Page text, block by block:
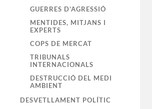
GUERRES D’AGRESSIÓ
MENTIDES, MITJANS I
EXPERTS
COPS DE MERCAT
TRIBUNALS
INTERNACIONALS
DESTRUCCIÓ DEL MEDI
AMBIENT
DESVETLLAMENT POLÍTIC